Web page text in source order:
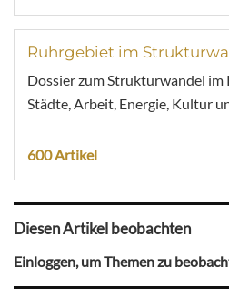
Ruhrgebiet im
Dossier zum Strukturwandel im
Städte, Arbeit, Energie, Kultur
600 Artikel
Diesen Artikel beobachten
Einloggen, um Themen zu